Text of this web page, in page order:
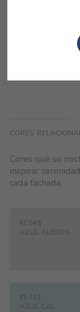
de Van Gogh.
CORES
Cores que se
inspirar
cada fachada.
#E548
AZUL ALÍSIOS
#E211
AZUL CAL